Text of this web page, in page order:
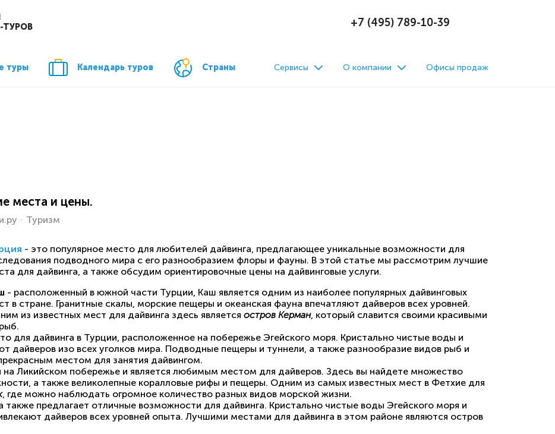
ТУРОВ
+7 (495) 789-10-39
туры Календарь туров Страны Сервисы О компании Офисы продаж
места и цены.
Туризм
- это популярное место для любителей дайвинга, предлагающее уникальные возможности для
подводного мира с его разнообразием флоры и фауны. В этой статье мы рассмотрим лучшие
для дайвинга, а также обсудим ориентировочные цены на дайвинговые услуги.
- расположенный в южной части Турции, Каш является одним из наиболее популярных дайвинговых
в стране. Гранитные скалы, морские пещеры и океанская фауна впечатляют дайверов всех уровней.
из известных мест для дайвинга здесь является остров Керман, который славится своими красивыми
для дайвинга в Турции, расположенное на побережье Эгейского моря. Кристально чистые воды и
дайверов изо всех уголков мира. Подводные пещеры и туннели, а также разнообразие видов рыб и
местом для занятия дайвингом.
на Ликийском побережье и является любимым местом для дайверов. Здесь вы найдете множество
а также великолепные коралловые рифы и пещеры. Одним из самых известных мест в Фетхие для
, где можно наблюдать огромное количество разных видов морской жизни.
также предлагает отличные возможности для дайвинга. Кристально чистые воды Эгейского моря и
дайверов всех уровней опыта. Лучшими местами для дайвинга в этом районе являются остров